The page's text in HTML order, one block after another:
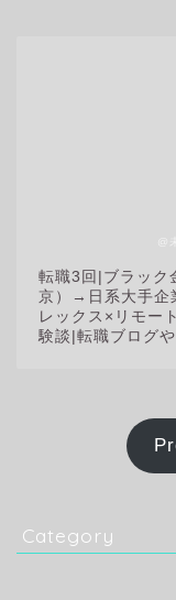
転職3回| ブラック
京）→日系大手企
レックス×リモー
験談|転職ブログ
Category